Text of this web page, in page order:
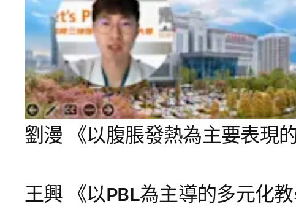
劉漫 《以腹脹發熱為主要表現
王興 《以PBL為主導的多元化